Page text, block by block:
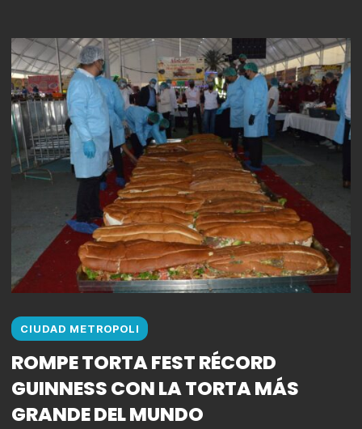
CIUDAD METROPOLI
ROMPE TORTA FEST RÉCORD
GUINNESS CON LA TORTA MÁS
GRANDE DEL MUNDO